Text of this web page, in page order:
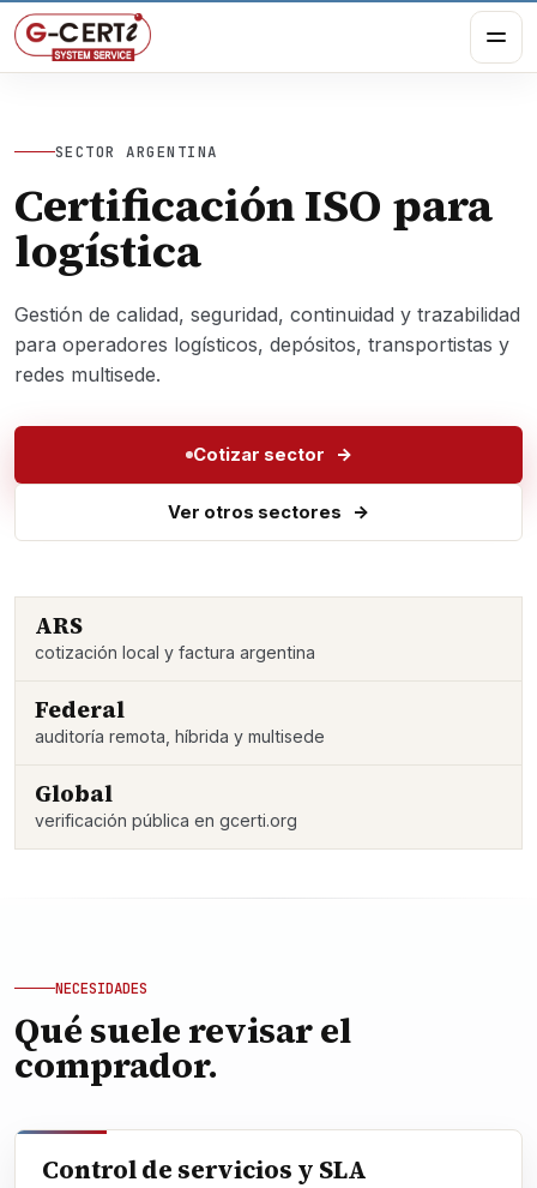
SECTOR ARGENTINA
Certificación ISO para
logística
Gestión de calidad, seguridad, continuidad y trazabilidad
para operadores logísticos, depósitos, transportistas y
redes multisede.
Cotizar sector
Ver otros sectores
ARS
cotización local y factura argentina
Federal
auditoría remota, híbrida y multisede
Global
verificación pública en gcerti.org
NECESIDADES
Qué suele revisar el
comprador.
Control de servicios y SLA